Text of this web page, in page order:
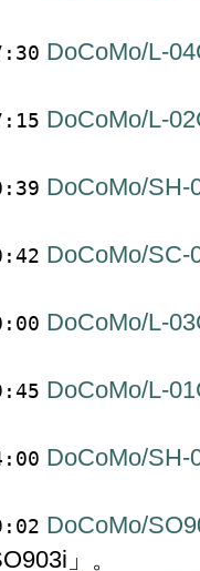
DoCoMo/L-
DoCoMo/L-
DoCoMo/SH-
DoCoMo/SC-
DoCoMo/L-
DoCoMo/L-
DoCoMo/SH-
DoCoMo/
」。